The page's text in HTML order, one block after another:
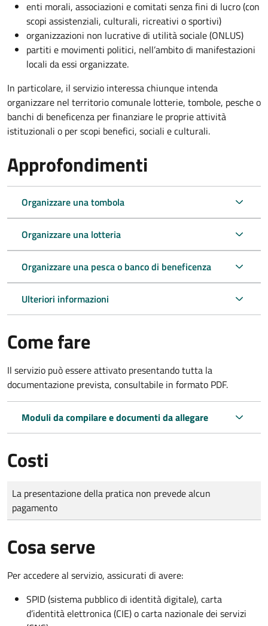
enti morali, associazioni e comitati senza fini di lucro (con
scopi assistenziali, culturali, ricreativi o sportivi)
organizzazioni non lucrative di utilità sociale (ONLUS)
partiti e movimenti politici, nell’ambito di manifestazioni
locali da essi organizzate.
In particolare, il servizio interessa chiunque intenda
organizzare nel territorio comunale lotterie, tombole, pesche o
banchi di beneficenza per finanziare le proprie attività
istituzionali o per scopi benefici, sociali e culturali.
Approfondimenti
Organizzare una tombola
Organizzare una lotteria
Organizzare una pesca o banco di beneficenza
Ulteriori informazioni
Come fare
Il servizio può essere attivato presentando tutta la
documentazione prevista, consultabile in formato PDF.
Moduli da compilare e documenti da allegare
Costi
Tipo di pagamento
Importo
La presentazione della pratica non prevede alcun
pagamento
Cosa serve
Per accedere al servizio, assicurati di avere:
SPID (sistema pubblico di identità digitale), carta
d’identità elettronica (CIE) o carta nazionale dei servizi